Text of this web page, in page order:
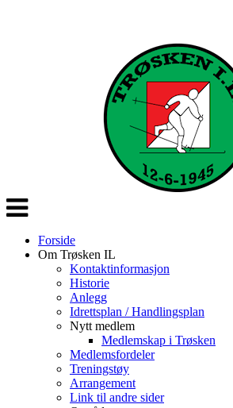
Veksle
navigasjon
Forside
Om Trøsken IL
Kontaktinformasjon
Historie
Anlegg
Idrettsplan / Handlingsplan
Nytt medlem
Medlemskap i Trøsken
Medlemsfordeler
Treningstøy
Arrangement
Link til andre sider